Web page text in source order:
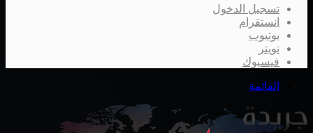
تسجيل الدخول
انستقرام
يوتيوب
تويتر
فيسبوك
القائمة